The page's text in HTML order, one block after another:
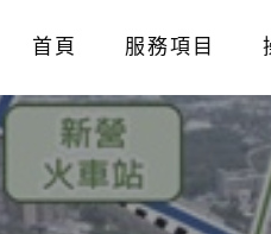
首頁 服務項目